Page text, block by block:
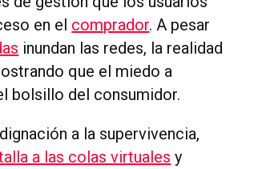
en el comprador. A pesar
inundan las redes, la realidad
que el miedo a
bolsillo del consumidor.
a la supervivencia,
a las colas virtuales y